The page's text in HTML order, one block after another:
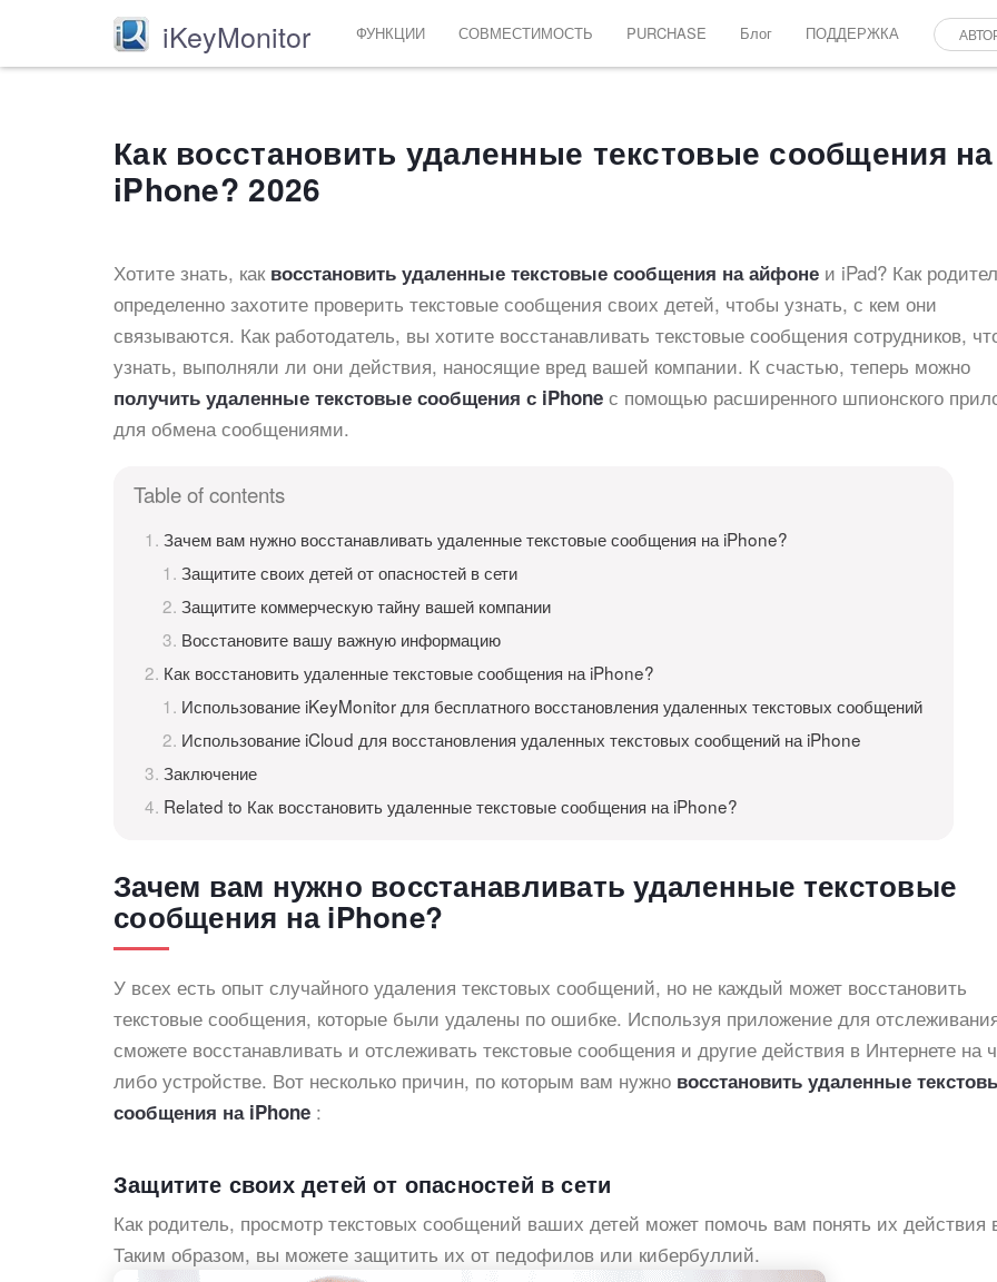
iKeyMonitor ФУНКЦИИ СОВМЕСТИМОСТЬ PURCHASE Блог ПОДДЕРЖКА
Как восстановить удаленные текстовые сообщения на
iPhone? 2026
Хотите знать, каквосстановить удаленные текстовые сообщения на айфоне и iPad? Как
определенно захотите проверить текстовые сообщения своих детей, чтобы узнать, с кем они
связываются. Как работодатель, вы хотите восстанавливать текстовые сообщения сотрудников,
узнать, выполняли ли они действия, наносящие вред вашей компании. К счастью, теперь можно
получить удаленные текстовые сообщения с iPhone с помощью расширенного шпионского
для обмена сообщениями.
Table of contents
Зачем вам нужно восстанавливать удаленные текстовые сообщения на iPhone?
Защитите своих детей от опасностей в сети
Защитите коммерческую тайну вашей компании
Восстановите вашу важную информацию
Как восстановить удаленные текстовые сообщения на iPhone?
Использование iKeyMonitor для бесплатного восстановления удаленных текстовых сообщений
Использование iCloud для восстановления удаленных текстовых сообщений на iPhone
Заключение
Related to Как восстановить удаленные текстовые сообщения на iPhone?
Зачем вам нужно восстанавливать удаленные текстовые
сообщения на iPhone?
У всех есть опыт случайного удаления текстовых сообщений, но не каждый может восстановить
текстовые сообщения, которые были удалены по ошибке. Используя приложение для
сможете восстанавливать и отслеживать текстовые сообщения и другие действия в Интернете на
либо устройстве. Вот несколько причин, по которым вам нужно восстановить удаленные
сообщения на iPhone :
Защитите своих детей от опасностей в сети
Как родитель, просмотр текстовых сообщений ваших детей может помочь вам понять их действия
Таким образом, вы можете защитить их от педофилов или кибербуллий.